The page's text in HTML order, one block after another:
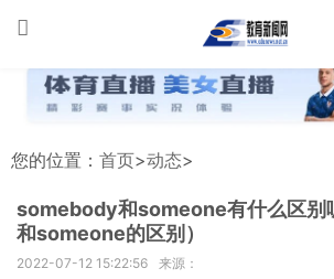
您的位置： 首页>动态>
somebody和someone有什么区别
和someone的区别）
2022-07-12 15:22:56 来源：